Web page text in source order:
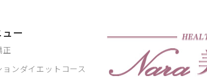
ー
正
ョンダイエットコース